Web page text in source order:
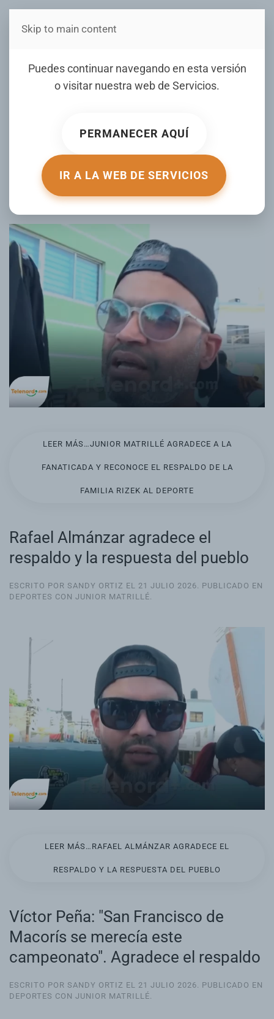
Estás en Telenord Medios
Puedes continuar navegando en esta versión
o visitar nuestra web de Servicios.
PERMANECER AQUÍ
IR A LA WEB DE SERVICIOS
Skip to main content
fanaticada y reconoce el respaldo
de la familia Rizek al deporte
ESCRITO POR SANDY ORTIZ EL
. PUBLICADO EN
DEPORTES CON JUNIOR MATRILLÉ
LEER MÁS…JUNIOR MATRILLÉ AGRADECE A LA
FANATICADA Y RECONOCE EL RESPALDO DE LA
FAMILIA RIZEK AL DEPORTE
Rafael Almánzar agradece el
respaldo y la respuesta del pueblo
ESCRITO POR SANDY ORTIZ EL 21 JULIO 2026 . PUBLICADO EN
DEPORTES CON JUNIOR MATRILLÉ
LEER MÁS…RAFAEL ALMÁNZAR AGRADECE EL
RESPALDO Y LA RESPUESTA DEL PUEBLO
Víctor Peña: "San Francisco de
Macorís se merecía este
campeonato". Agradece el respaldo
ESCRITO POR SANDY ORTIZ EL 21 JULIO 2026. PUBLICADO EN
DEPORTES CON JUNIOR MATRILLÉ.